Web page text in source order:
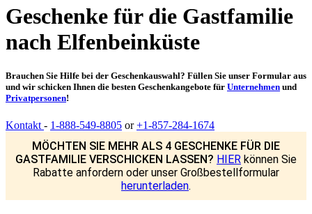
Geschenke für die Gastfamilie
nach Elfenbeinküste
Brauchen Sie Hilfe bei der Geschenkauswahl? Füllen Sie unser Formular aus
und wir schicken Ihnen die besten Geschenkangebote für Unternehmen und
Privatpersonen!
Kontakt - 1-888-549-8805 or+1-857-284-1674
MÖCHTEN SIE MEHR ALS 4 GESCHENKE FÜR DIE
GASTFAMILIE VERSCHICKEN LASSEN? HIER können Sie
Rabatte anfordern oder unser Großbestellformular
herunterladen.